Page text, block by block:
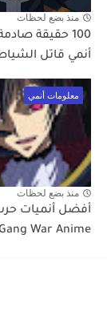
منذ بضع لحظات
100 حقيقة
أنمي قاتل
معلومات أنمي
منذ بضع لحظات
أفضل أنميات
War Anime